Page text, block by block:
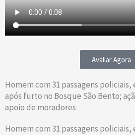
Avaliar Agora
Homem com 31 passagens
após furto no Bosque São Bento;
apoio de moradores
Homem com 31 passagens